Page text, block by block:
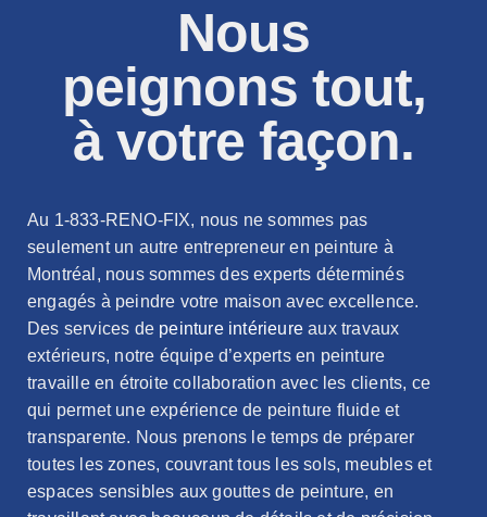
Nous
peignons tout,
à votre façon.
Au 1-833-RENO-FIX, nous ne sommes pas
seulement un autre entrepreneur en peinture à
Montréal, nous sommes des experts déterminés
engagés à peindre votre maison avec excellence.
Des services de peinture intérieure aux travaux
extérieurs, notre équipe d’experts en peinture
travaille en étroite collaboration avec les clients, ce
qui permet une expérience de peinture fluide et
transparente. Nous prenons le temps de préparer
toutes les zones, couvrant tous les sols, meubles et
espaces sensibles aux gouttes de peinture, en